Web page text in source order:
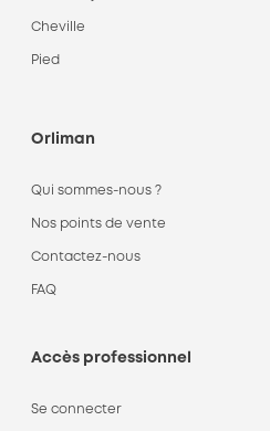
Cheville
Pied
Orliman
Qui sommes-nous ?
Nos points de vente
Contactez-nous
FAQ
Accès professionnel
Se connecter